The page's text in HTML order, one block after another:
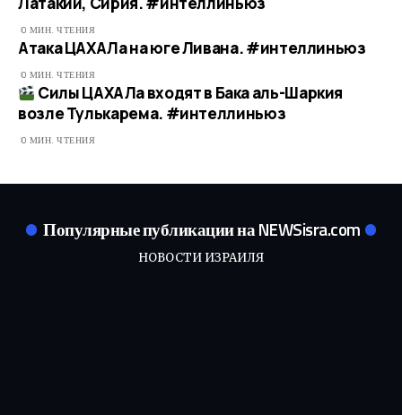
0 МИН. ЧТЕНИЯ
Атака ЦАХАЛа на юге Ливана. #интеллиньюз
0 МИН. ЧТЕНИЯ
Силы ЦАХАЛа входят в Бака аль-Шаркия
возле Тулькарема. #интеллиньюз​
0 МИН. ЧТЕНИЯ
Популярные публикации на NEWSisra.com
НОВОСТИ ИЗРАИЛЯ